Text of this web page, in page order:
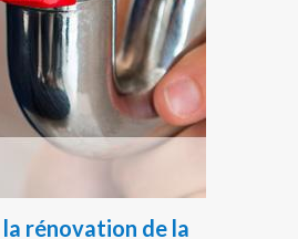
rénovation de la